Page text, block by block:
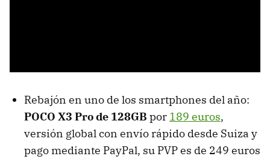
Rebajón en uno de los smartphones del año:
POCO X3 Pro de 128GB por 189 euros,
versión global con envío rápido desde Suiza y
pago mediante PayPal, su PVP es de 249 euros